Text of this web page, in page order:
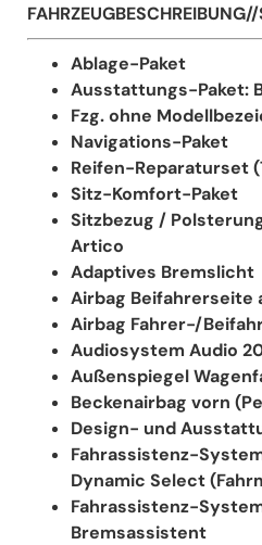
Ablage-Paket
Ausstattungs-Paket:
Fzg. ohne
Navigations-Paket
Reifen-Reparaturset
Sitz-Komfort-Paket
Sitzbezug /
Artico
Adaptives Bremslicht
Airbag Beifahrerseite
Airbag Fahrer-/
Audiosystem Audio
Außenspiegel
Beckenairbag vorn
Design- und
Fahrassistenz-
Dynamic Select
Fahrassistenz-
Bremsassistent